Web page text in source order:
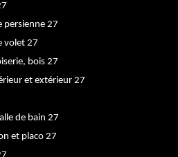
persienne 27
volet 27
bois 27
et extérieur 27
de bain 27
et placo 27